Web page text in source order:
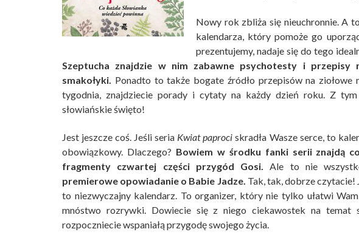
Nowy rok zbliża się nieuchronnie. A
kalendarza, który pomoże go
prezentujemy, nadaje się do tego
Szeptucha znajdzie w nim zabawne psychotesty i przepisy
smakołyki. Ponadto to także bogate źródło przepisów na ziołowe
tygodnia, znajdziecie porady i cytaty na każdy dzień roku. Z tym
słowiańskie święto!
Jest jeszcze coś. Jeśli seria Kwiat paproci skradła Wasze serce, to
obowiązkowy. Dlaczego? Bowiem w środku fanki serii znajdą
fragmenty czwartej części przygód Gosi. Ale to nie
premierowe opowiadanie o Babie Jadze. Tak, tak, dobrze czytacie!
to niezwyczajny kalendarz. To organizer, który nie tylko ułatwi
mnóstwo rozrywki. Dowiecie się z niego ciekawostek na temat
rozpoczniecie wspaniałą przygodę swojego życia.